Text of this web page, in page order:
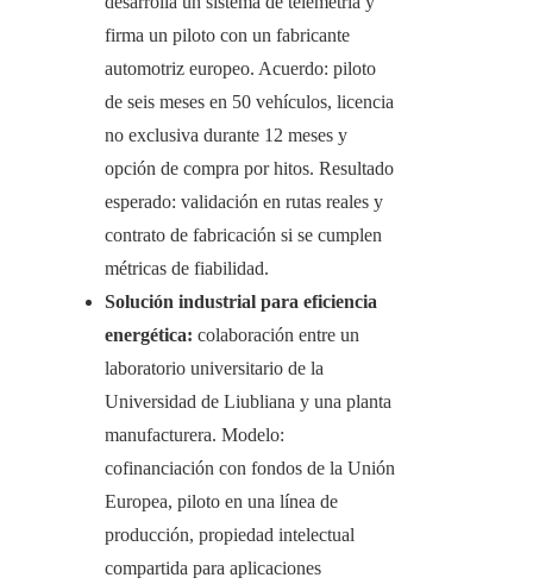
firma un piloto con un fabricante
automotriz europeo. Acuerdo: piloto
de seis meses en 50 vehículos, licencia
no exclusiva durante 12 meses y
opción de compra por hitos. Resultado
esperado: validación en rutas reales y
contrato de fabricación si se cumplen
métricas de fiabilidad.
Solución industrial para eficiencia
energética: colaboración entre un
laboratorio universitario de la
Universidad de Liubliana y una planta
manufacturera. Modelo:
cofinanciación con fondos de la Unión
Europea, piloto en una línea de
producción, propiedad intelectual
compartida para aplicaciones